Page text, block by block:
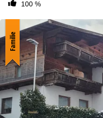
100 %
Familie